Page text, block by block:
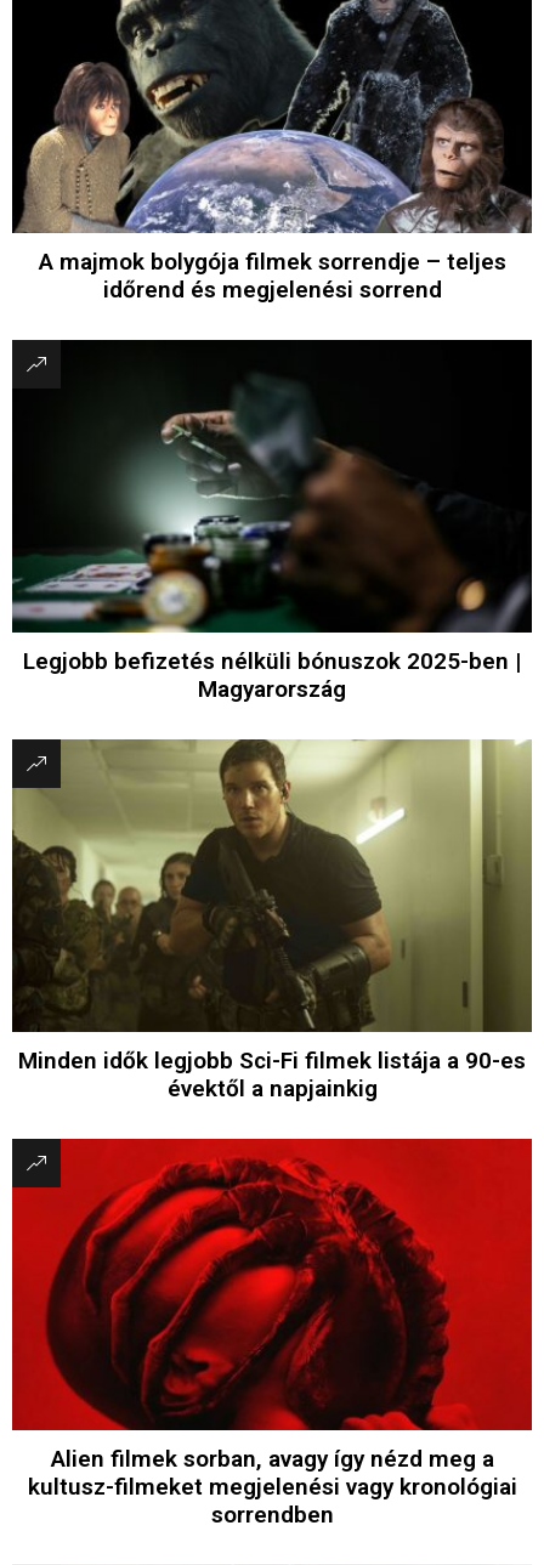
A majmok bolygója filmek sorrendje – teljes
időrend és megjelenési sorrend
Legjobb befizetés nélküli bónuszok 2025-ben |
Magyarország
Minden idők legjobb Sci-Fi filmek listája a 90-es
évektől a napjainkig
Alien filmek sorban, avagy így nézd meg a
kultusz-filmeket megjelenési vagy kronológiai
sorrendben